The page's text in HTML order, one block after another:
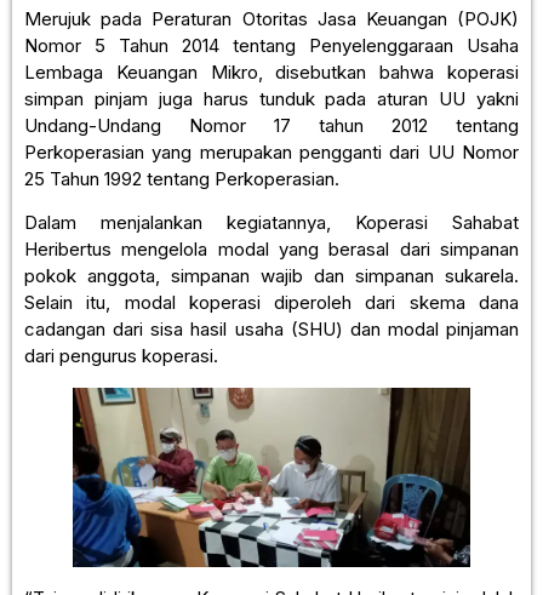
Merujuk pada Peraturan Otoritas Jasa Keuangan (POJK)
Nomor 5 Tahun 2014 tentang Penyelenggaraan Usaha
Lembaga Keuangan Mikro, disebutkan bahwa koperasi
simpan pinjam juga harus tunduk pada aturan UU yakni
Undang-Undang Nomor 17 tahun 2012 tentang
Perkoperasian yang merupakan pengganti dari UU Nomor
25 Tahun 1992 tentang Perkoperasian.
Dalam menjalankan kegiatannya, Koperasi Sahabat
Heribertus mengelola modal yang berasal dari simpanan
pokok anggota, simpanan wajib dan simpanan sukarela.
Selain itu, modal koperasi diperoleh dari skema dana
cadangan dari sisa hasil usaha (SHU) dan modal pinjaman
dari pengurus koperasi.